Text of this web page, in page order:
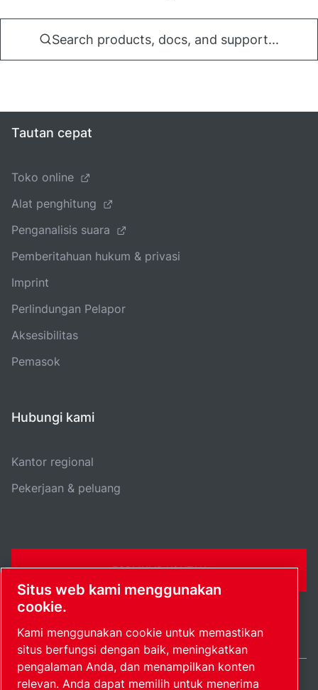
Search products, docs, and support...
Tautan cepat
Toko online
Alat penghitung
Penganalisis suara
Pemberitahuan hukum & privasi
Imprint
Perlindungan Pelapor
Aksesibilitas
Pemasok
Hubungi kami
Kantor regional
Pekerjaan & peluang
FORMULIR KONTAK
Situs web kami menggunakan
cookie.
Kami menggunakan cookie untuk memastikan
situs berfungsi dengan baik, meningkatkan
pengalaman Anda, dan menampilkan konten
relevan. Anda dapat memilih untuk menerima